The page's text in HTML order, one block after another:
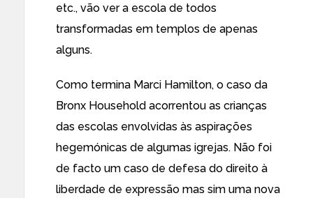
etc., vão ver a escola de todos
transformadas em templos de apenas
alguns.
Como termina Marci Hamilton, o caso da
Bronx Household acorrentou as crianças
das escolas envolvidas às aspirações
hegemónicas de algumas igrejas. Não foi
de facto um caso de defesa do direito à
liberdade de expressão mas sim uma nova